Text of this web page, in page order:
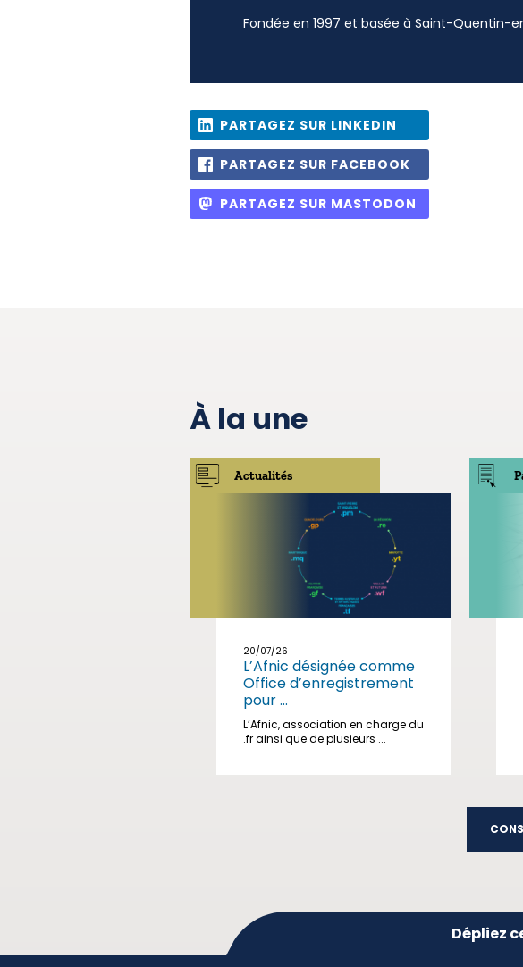
Fondée en 1997 et basée à Saint-Quentin-
PARTAGEZ SUR LINKEDIN
PARTAGEZ SUR FACEBOOK
PARTAGEZ SUR MASTODON
À la une
Actualités
20/07/26
L’Afnic désignée comme
Office d’enregistrement
pour ...
L’Afnic, association en charge du
.fr ainsi que de plusieurs ...
Dépliez